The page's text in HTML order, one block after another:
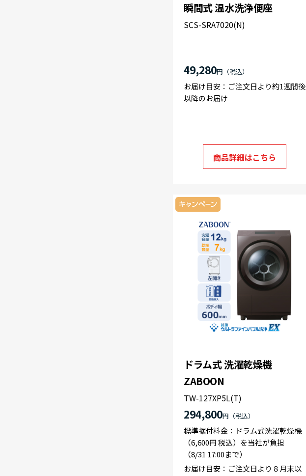
瞬間式 温水洗浄便座
SCS-SRA7020(N)
49,280円
お届け目安：ご注文日より約1週間後
以降のお届け
商品詳細はこちら
ドラム式 洗濯乾燥機
ZABOON
TW-127XP5L(T)
294,800円
標準据付料金：ドラム式洗濯乾燥機
（6,600円 税込）を当社が負担
（8/31 17:00まで）
お届け目安：ご注文日より８月末以